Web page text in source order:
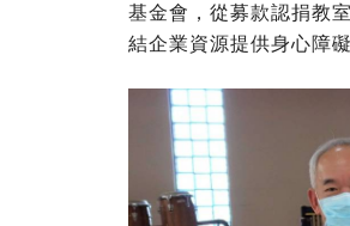
基金會，從募款認捐教
結企業資源提供身心障